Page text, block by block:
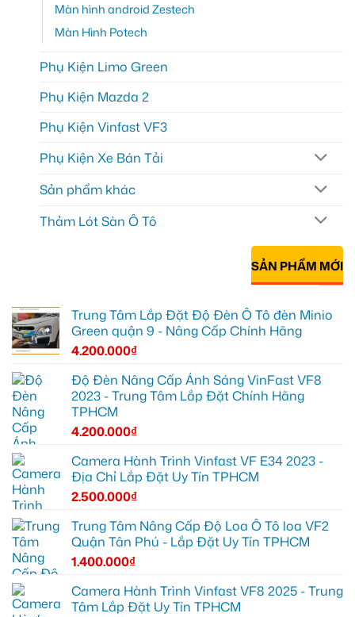
Màn hình android Zestech
Màn Hình Potech
Phụ Kiện Limo Green
Phụ Kiện Mazda 2
Phụ Kiện Vinfast VF3
Phụ Kiện Xe Bán Tải
Sản phẩm khác
Thảm Lót Sàn Ô Tô
SẢN PHẨM MỚI
Trung Tâm Lắp Đặt Độ Đèn Ô Tô đèn Minio
Green quận 9 - Nâng Cấp Chính Hãng
4.200.000₫
Độ Đèn Nâng Cấp Ánh Sáng VinFast VF8
2023 - Trung Tâm Lắp Đặt Chính Hãng
TPHCM
4.200.000₫
Camera Hành Trình Vinfast VF E34 2023 -
Địa Chỉ Lắp Đặt Uy Tín TPHCM
2.500.000₫
Trung Tâm Nâng Cấp Độ Loa Ô Tô loa VF2
Quận Tân Phú - Lắp Đặt Uy Tín TPHCM
1.400.000₫
Camera Hành Trình Vinfast VF8 2025 - Trung
Tâm Lắp Đặt Uy Tín TPHCM